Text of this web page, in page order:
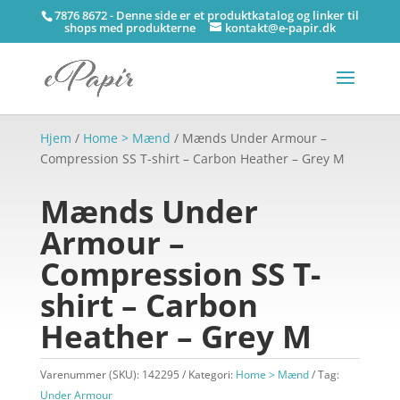
7876 8672 - Denne side er et produktkatalog og linker til
shops med produkterne kontakt@e-papir.dk
Hjem / Home > Mænd / Mænds Under Armour –
Compression SS T-shirt – Carbon Heather – Grey M
Mænds Under
Armour –
Compression SS T-
shirt – Carbon
Heather – Grey M
Varenummer (SKU): 142295 Kategori: Home > Mænd
Tag:
Under Armour